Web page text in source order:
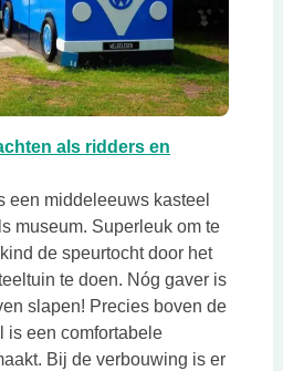
als ridders en
opent in een nieuwe tab
een middeleeuws kasteel
museum. Superleuk om te
de speurtocht door het
te doen. Nóg gaver is
slapen! Precies boven de
is een comfortabele
Bij de verbouwing is er